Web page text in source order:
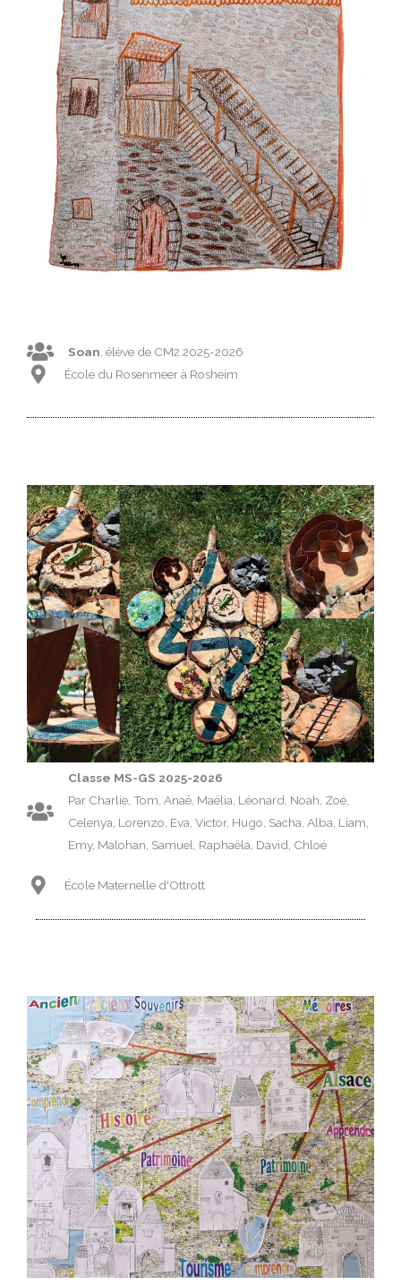
Soan , élève de CM2 2025-2026
École du Rosenmeer à Rosheim
Classe MS-GS 2025-2026
Par Charlie, Tom, Anaé, Maélia, Léonard, Noah, Zoé,
Celenya, Lorenzo, Eva, Victor, Hugo, Sacha, Alba, Liam,
Emy, Malohan, Samuel, Raphaëla, David, Chloé
École Maternelle d'Ottrott